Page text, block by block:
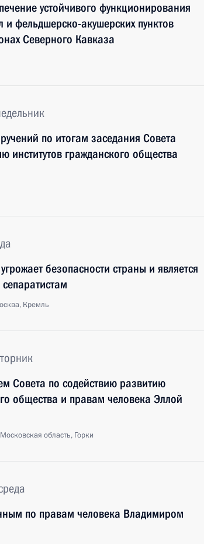
устойчивого функционирования
фельдшерско-акушерских пунктов
Северного Кавказа
по итогам заседания Совета
институтов гражданского общества
безопасности страны и является
Кремль
Совета по содействию развитию
общества и правам человека Эллой
Московская область, Горки
по правам человека Владимиром